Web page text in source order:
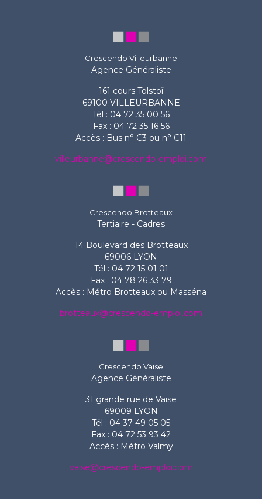
Crescendo Villeurbanne
Agence Généraliste
161 cours Tolstoï
69100 VILLEURBANNE
Tél : 04 72 35 00 56
Fax : 04 72 35 16 56
Accès : Bus n° C3 ou n° C11
villeurbanne@crescendo-emploi.com
Crescendo Brotteaux
Tertiaire - Cadres
14 Boulevard des Brotteaux
69006 LYON
Tél : 04 72 15 01 01
Fax : 04 78 26 33 79
Accès : Métro Brotteaux ou Masséna
brotteaux@crescendo-emploi.com
Crescendo Vaise
Agence Généraliste
31 grande rue de Vaise
69009 LYON
Tél : 04 37 49 05 05
Fax : 04 72 53 93 42
Accès : Métro Valmy
vaise@crescendo-emploi.com